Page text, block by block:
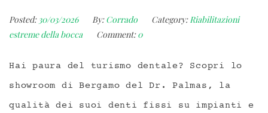
Posted: 30/03/2026 By: Corrado Category:Riabilitazioni
estreme della bocca
Comment:0
Hai paura del turismo dentale? Scopri lo
showroom di Bergamo del Dr. Palmas, la
qualità dei suoi denti fissi su impianti e